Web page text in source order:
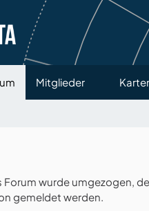
Mitglieder
Forum wurde umgezogen,
gemeldet werden.